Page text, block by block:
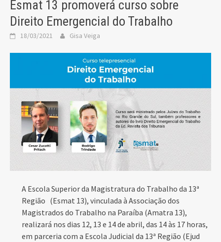
Esmat 13 promoverá curso sobre
Direito Emergencial do Trabalho
18/03/2021 Gisa Veiga
A Escola Superior da Magistratura do Trabalho da 13ª
Região (Esmat 13), vinculada à Associação dos
Magistrados do Trabalho na Paraíba (Amatra 13),
realizará nos dias 12, 13 e 14 de abril, das 14 às 17 horas,
em parceria com a Escola Judicial da 13ª Região (Ejud